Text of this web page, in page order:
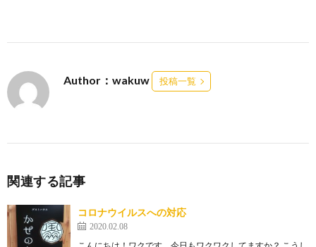
Author：wakuw 投稿一覧
関連する記事
コロナウイルスへの対応
2020.02.08